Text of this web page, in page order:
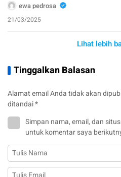
ewa pedrosa
21/03/2025
Lihat lebih
Tinggalkan Balasan
Alamat email Anda tidak akan
ditandai*
Simpan nama, email, dan
untuk komentar saya